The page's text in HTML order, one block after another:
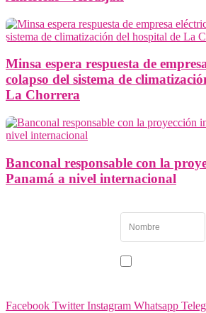
Minsa espera respuesta de
colapso del sistema de
La Chorrera
Banconal responsable con la
Panamá a nivel internacional
Facebook Twitter Instagram Whatsapp